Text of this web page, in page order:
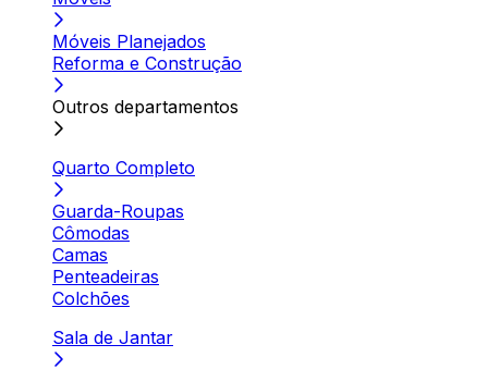
Móveis Planejados
Reforma e Construção
Outros departamentos
Quarto Completo
Guarda-Roupas
Cômodas
Camas
Penteadeiras
Colchões
Sala de Jantar